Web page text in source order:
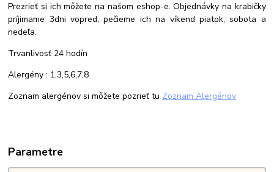
Prezrieť si ich môžete na našom eshop-e. Objednávky na krabičky
príjimame 3dni vopred, pečieme ich na víkend piatok, sobota a
nedeľa.
Trvanlivosť 24 hodín
Alergény : 1,3,5,6,7,8
Zoznam alergénov si môžete pozrieť tu Zoznam Alergénov
Parametre